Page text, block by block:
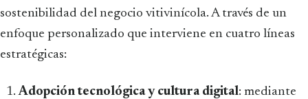
sostenibilidad del negocio vitivinícola. A través de un
enfoque personalizado que interviene en cuatro líneas
estratégicas:
Adopción tecnológica y cultura digital: mediante